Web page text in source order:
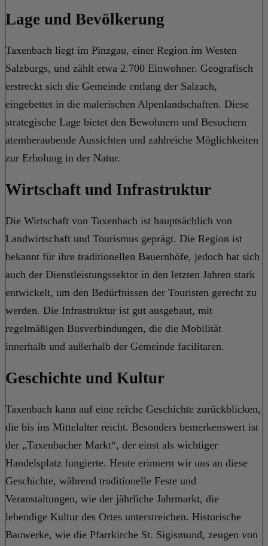
Lage und Bevölkerung
Taxenbach liegt im Pinzgau, einer Region im Westen
Salzburgs, und zählt etwa 2.700 Einwohner. Geografisch
erstreckt sich die Gemeinde entlang der Salzach,
eingebettet in die malerischen Alpenlandschaften. Diese
strategische Lage bietet den Bewohnern und Besuchern
atemberaubende Aussichten und zahlreiche Möglichkeiten
zur Erholung in der Natur.
Wirtschaft und Infrastruktur
Die Wirtschaft von Taxenbach ist hauptsächlich von
Landwirtschaft und Tourismus geprägt. Die Region ist
bekannt für ihre traditionellen Bauernhöfe, jedoch hat sich
auch der Dienstleistungssektor in den letzten Jahren stark
entwickelt, um den Bedürfnissen der Touristen gerecht zu
werden. Die Infrastruktur ist gut ausgebaut, mit
regelmäßigen Busverbindungen, die die Mobilität
innerhalb und außerhalb der Gemeinde facilitaren.
Geschichte und Kultur
Taxenbach kann auf eine reiche Geschichte zurückblicken,
die bis ins Mittelalter reicht. Besonders bemerkenswert ist
der „Taxenbacher Markt“, der einst als wichtiger
Handelsplatz fungierte. Heute erinnern wir uns an diese
Geschichte, während traditionelle Feste und
Veranstaltungen, wie der jährliche Jahrmarkt, die
lebendige Kultur des Ortes unterstreichen. Historische
Bauwerke, wie die Pfarrkirche St. Sigismund, zeugen von